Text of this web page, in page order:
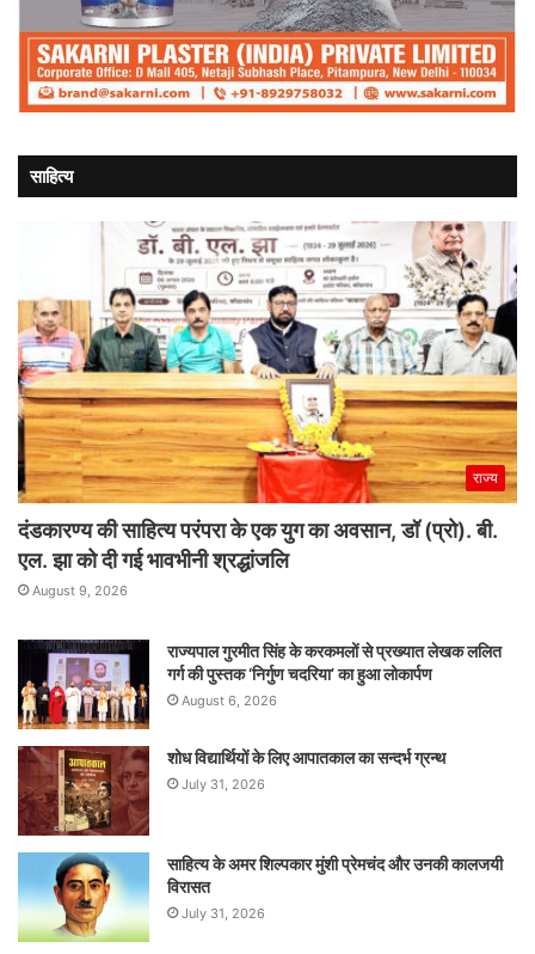
साहित्य
राज्य
दंडकारण्य की साहित्य परंपरा के एक युग का अवसान, डॉ (प्रो). बी.
एल. झा को दी गई भावभीनी श्रद्धांजलि
August 9, 2026
राज्यपाल गुरमीत सिंह के करकमलों से प्रख्यात लेखक ललित
गर्ग की पुस्तक ‘निर्गुण चदरिया’ का हुआ लोकार्पण
August 6, 2026
शोध विद्यार्थियों के लिए आपातकाल का सन्दर्भ ग्रन्थ
July 31, 2026
साहित्य के अमर शिल्पकार मुंशी प्रेमचंद और उनकी कालजयी
विरासत
July 31, 2026